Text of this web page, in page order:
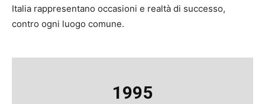
Italia rappresentano occasioni e realtà di successo,
contro ogni luogo comune.
1995